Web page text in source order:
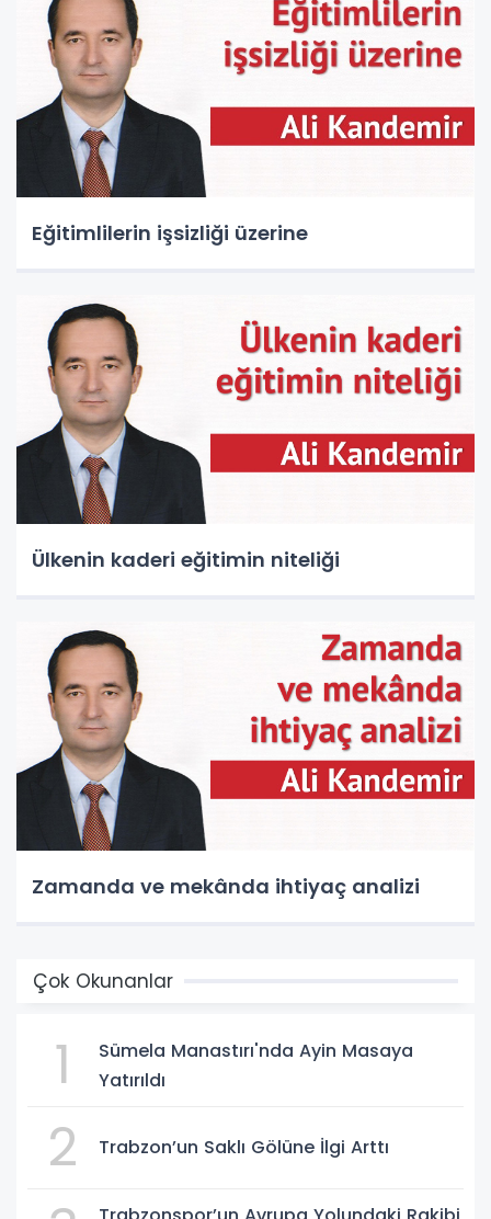
Eğitimlilerin işsizliği üzerine
Ülkenin kaderi eğitimin niteliği
Zamanda ve mekânda ihtiyaç analizi
Çok Okunanlar
1
Sümela Manastırı'nda Ayin Masaya
Yatırıldı
2 Trabzon’un Saklı Gölüne İlgi Arttı